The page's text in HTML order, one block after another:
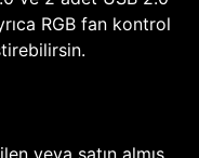
RGB fan kontrol